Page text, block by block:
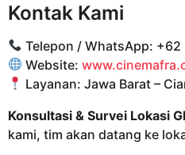
Kontak Kami
Telepon / WhatsApp:
Website:
Layanan: Jawa Barat –
Konsultasi & Survei Lokasi
kami, tim akan datang ke